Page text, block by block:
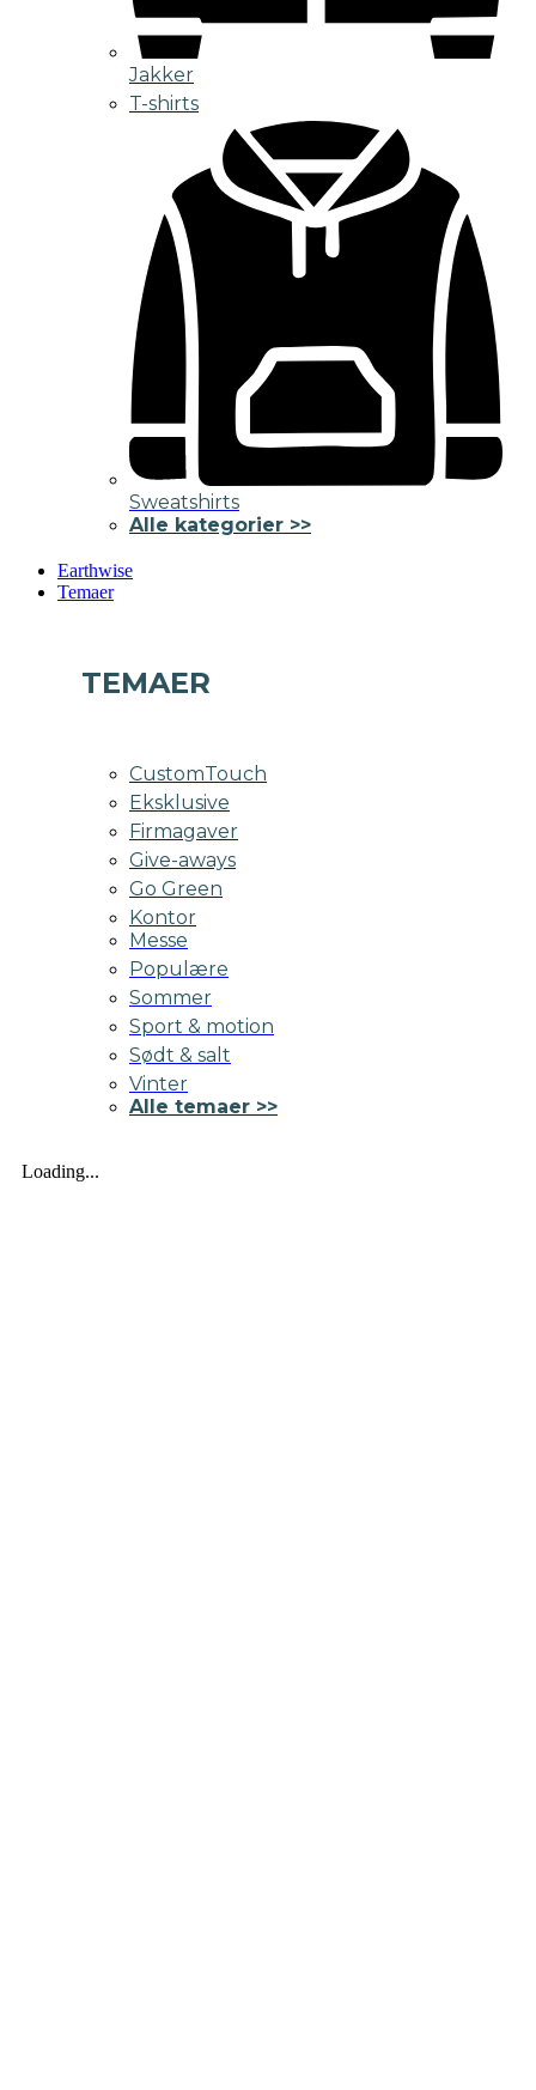
Jakker
T-shirts
Sweatshirts
Alle kategorier >>
Earthwise
Temaer
TEMAER
CustomTouch
Eksklusive
Firmagaver
Give-aways
Go Green
Kontor
Messe
Populære
Sommer
Sport & motion
Sødt & salt
Vinter
Alle temaer >>
Loading...